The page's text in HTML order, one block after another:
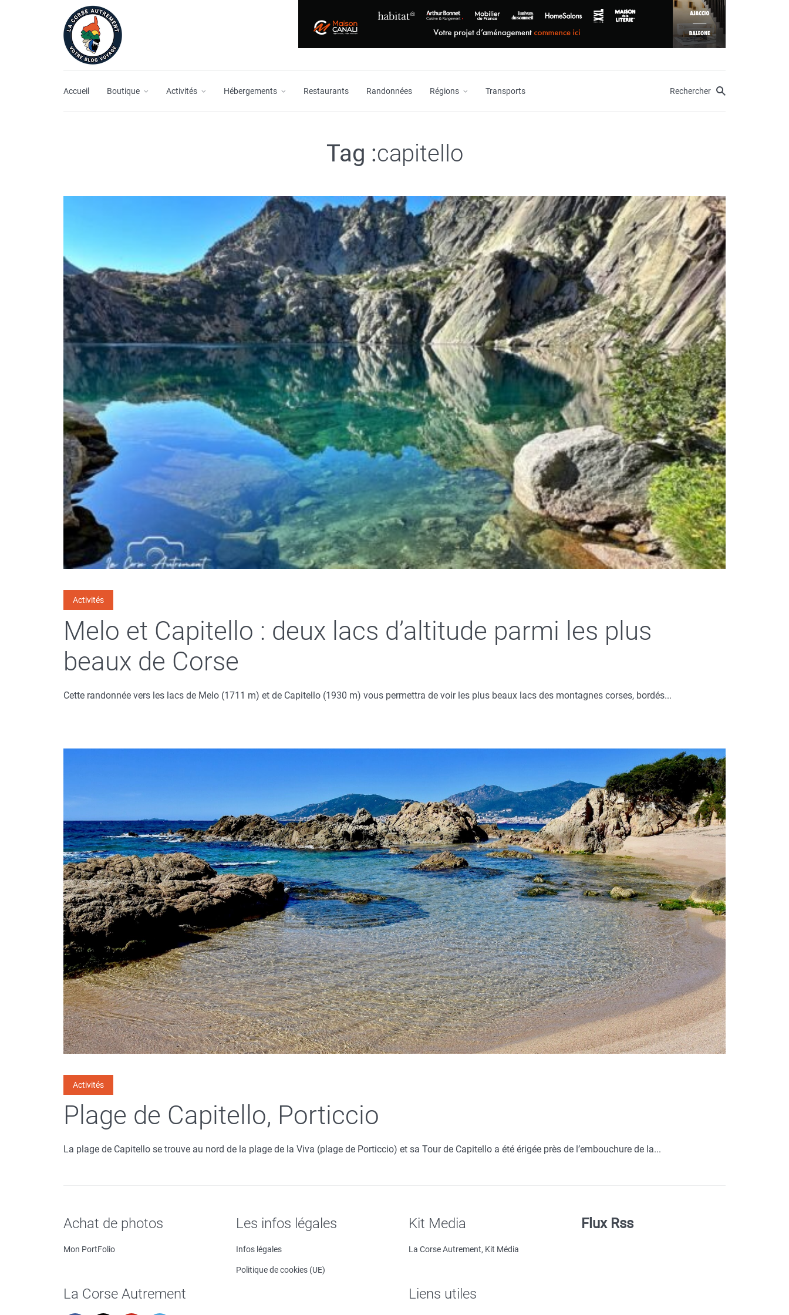
Accueil Boutique Activités Hébergements Restaurants Randonnées Régions Transports Rechercher
Tag :capitello
Activités
Melo et Capitello : deux lacs d’altitude parmi les plus
beaux de Corse
Cette randonnée vers les lacs de Melo (1711 m) et de Capitello (1930 m) vous permettra de voir les plus beaux lacs des montagnes corses, bordés...
Activités
Plage de Capitello, Porticcio
La plage de Capitello se trouve au nord de la plage de la Viva (plage de Porticcio) et sa Tour de Capitello a été érigée près de l’embouchure de la...
Achat de photos
Mon PortFolio
La Corse Autrement
Les infos légales
Infos légales
Politique de cookies (UE)
Kit Media
La Corse Autrement, Kit Média
Liens utiles
Flux Rss